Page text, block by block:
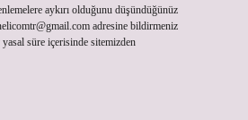
aykırı olduğunu düşündüğünüz
adresine bildirmeniz
süre içerisinde sitemizden